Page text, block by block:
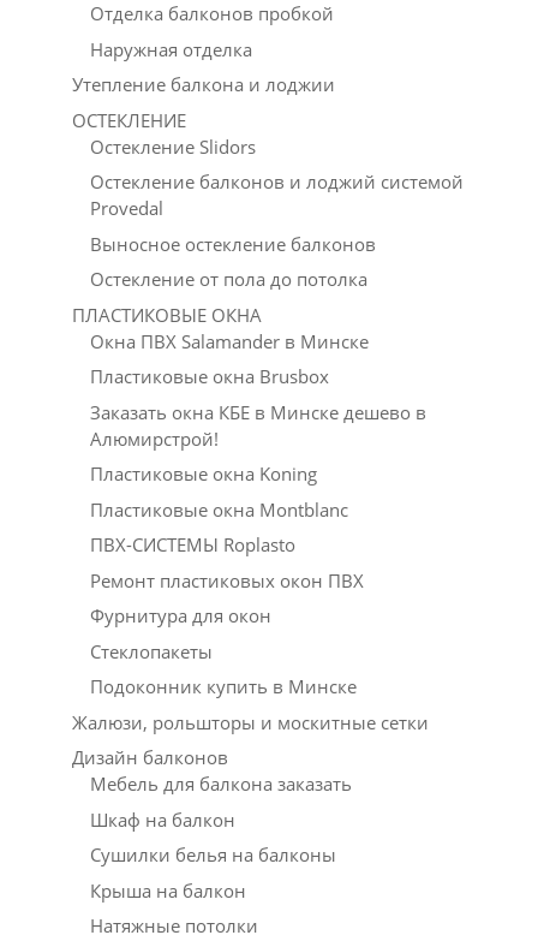
Отделка балконов пробкой
Наружная отделка
Утепление балкона и лоджии
ОСТЕКЛЕНИЕ
Остекление Slidors
Остекление балконов и лоджий системой
Provedal
Выносное остекление балконов
Остекление от пола до потолка
ПЛАСТИКОВЫЕ ОКНА
Окна ПВХ Salamander в Минске
Пластиковые окна Brusbox
Заказать окна КБЕ в Минске дешево в
Алюмирстрой!
Пластиковые окна Koning
Пластиковые окна Montblanc
ПВХ-СИСТЕМЫ Roplasto
Ремонт пластиковых окон ПВХ
Фурнитура для окон
Стеклопакеты
Подоконник купить в Минске
Жалюзи, рольшторы и москитные сетки
Дизайн балконов
Мебель для балкона заказать
Шкаф на балкон
Сушилки белья на балконы
Крыша на балкон
Натяжные потолки